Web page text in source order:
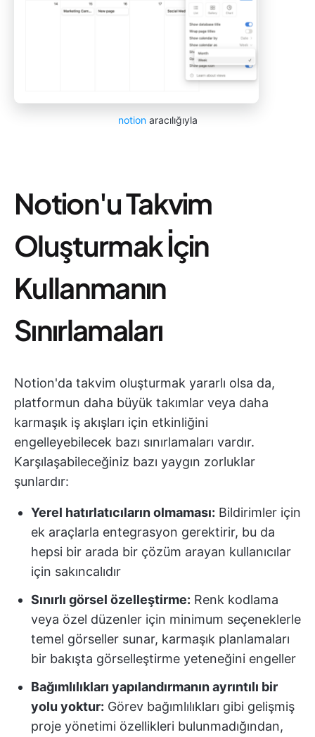
notionaracılığıyla
Notion'u Takvim
Oluşturmak İçin
Kullanmanın
Sınırlamaları
Notion'da takvim oluşturmak yararlı olsa da,
platformun daha büyük takımlar veya daha
karmaşık iş akışları için etkinliğini
engelleyebilecek bazı sınırlamaları vardır.
Karşılaşabileceğiniz bazı yaygın zorluklar
şunlardır:
Yerel hatırlatıcıların olmaması: Bildirimler için
ek araçlarla entegrasyon gerektirir, bu da
hepsi bir arada bir çözüm arayan kullanıcılar
için sakıncalıdır
Sınırlı görsel özelleştirme: Renk kodlama
veya özel düzenler için minimum seçeneklerle
temel görseller sunar, karmaşık planlamaları
bir bakışta görselleştirme yeteneğini engeller
Bağımlılıkları yapılandırmanın ayrıntılı bir
yolu yoktur: Görev bağımlılıkları gibi gelişmiş
proje yönetimi özellikleri bulunmadığından,